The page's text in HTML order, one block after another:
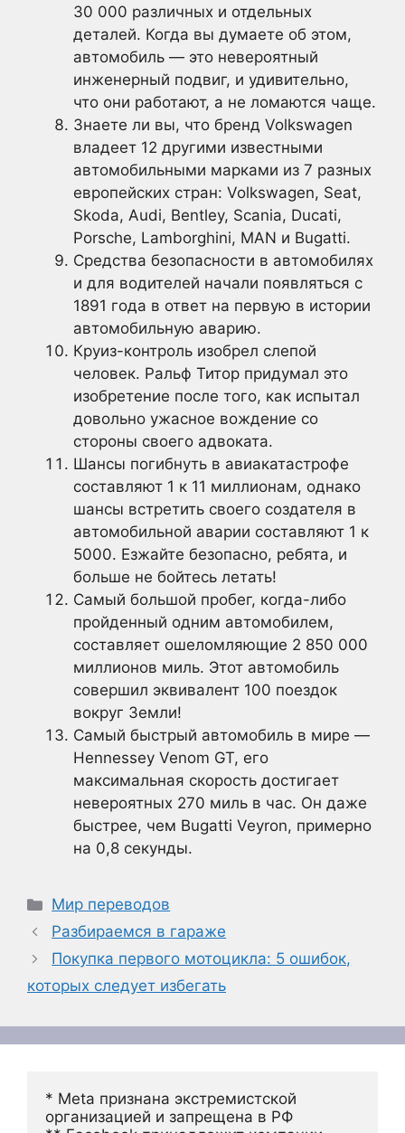
30 000 различных и отдельных
деталей. Когда вы думаете об этом,
автомобиль — это невероятный
инженерный подвиг, и удивительно,
что они работают, а не ломаются чаще.
Знаете ли вы, что бренд Volkswagen
владеет 12 другими известными
автомобильными марками из 7 разных
европейских стран: Volkswagen, Seat,
Skoda, Audi, Bentley, Scania, Ducati,
Porsche, Lamborghini, MAN и Bugatti.
Средства безопасности в автомобилях
и для водителей начали появляться с
1891 года в ответ на первую в истории
автомобильную аварию.
Круиз-контроль изобрел слепой
человек. Ральф Титор придумал это
изобретение после того, как испытал
довольно ужасное вождение со
стороны своего адвоката.
Шансы погибнуть в авиакатастрофе
составляют 1 к 11 миллионам, однако
шансы встретить своего создателя в
автомобильной аварии составляют 1 к
5000. Езжайте безопасно, ребята, и
больше не бойтесь летать!
Самый большой пробег, когда-либо
пройденный одним автомобилем,
составляет ошеломляющие 2 850 000
миллионов миль. Этот автомобиль
совершил эквивалент 100 поездок
вокруг Земли!
Самый быстрый автомобиль в мире —
Hennessey Venom GT, его
максимальная скорость достигает
невероятных 270 миль в час. Он даже
быстрее, чем Bugatti Veyron, примерно
на 0,8 секунды.
Рубрики
Мир переводов
Разбираемся в гараже
Покупка первого мотоцикла: 5 ошибок,
которых следует избегать
* Meta признана экстремистской
организацией и запрещена в РФ